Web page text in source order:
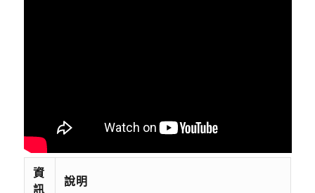
資
訊
說明